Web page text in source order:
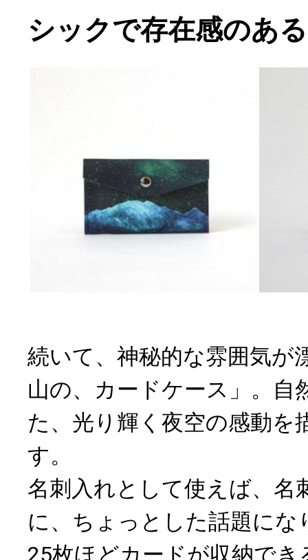
シックで存在感のあ
続いて、神秘的な雰囲気が
山の、カードケース」。自
た、光り輝く夜空の感動を
す。
名刺入れとして使えば、名
に、ちょっとした話題にな
25枚ほどカードが収納で